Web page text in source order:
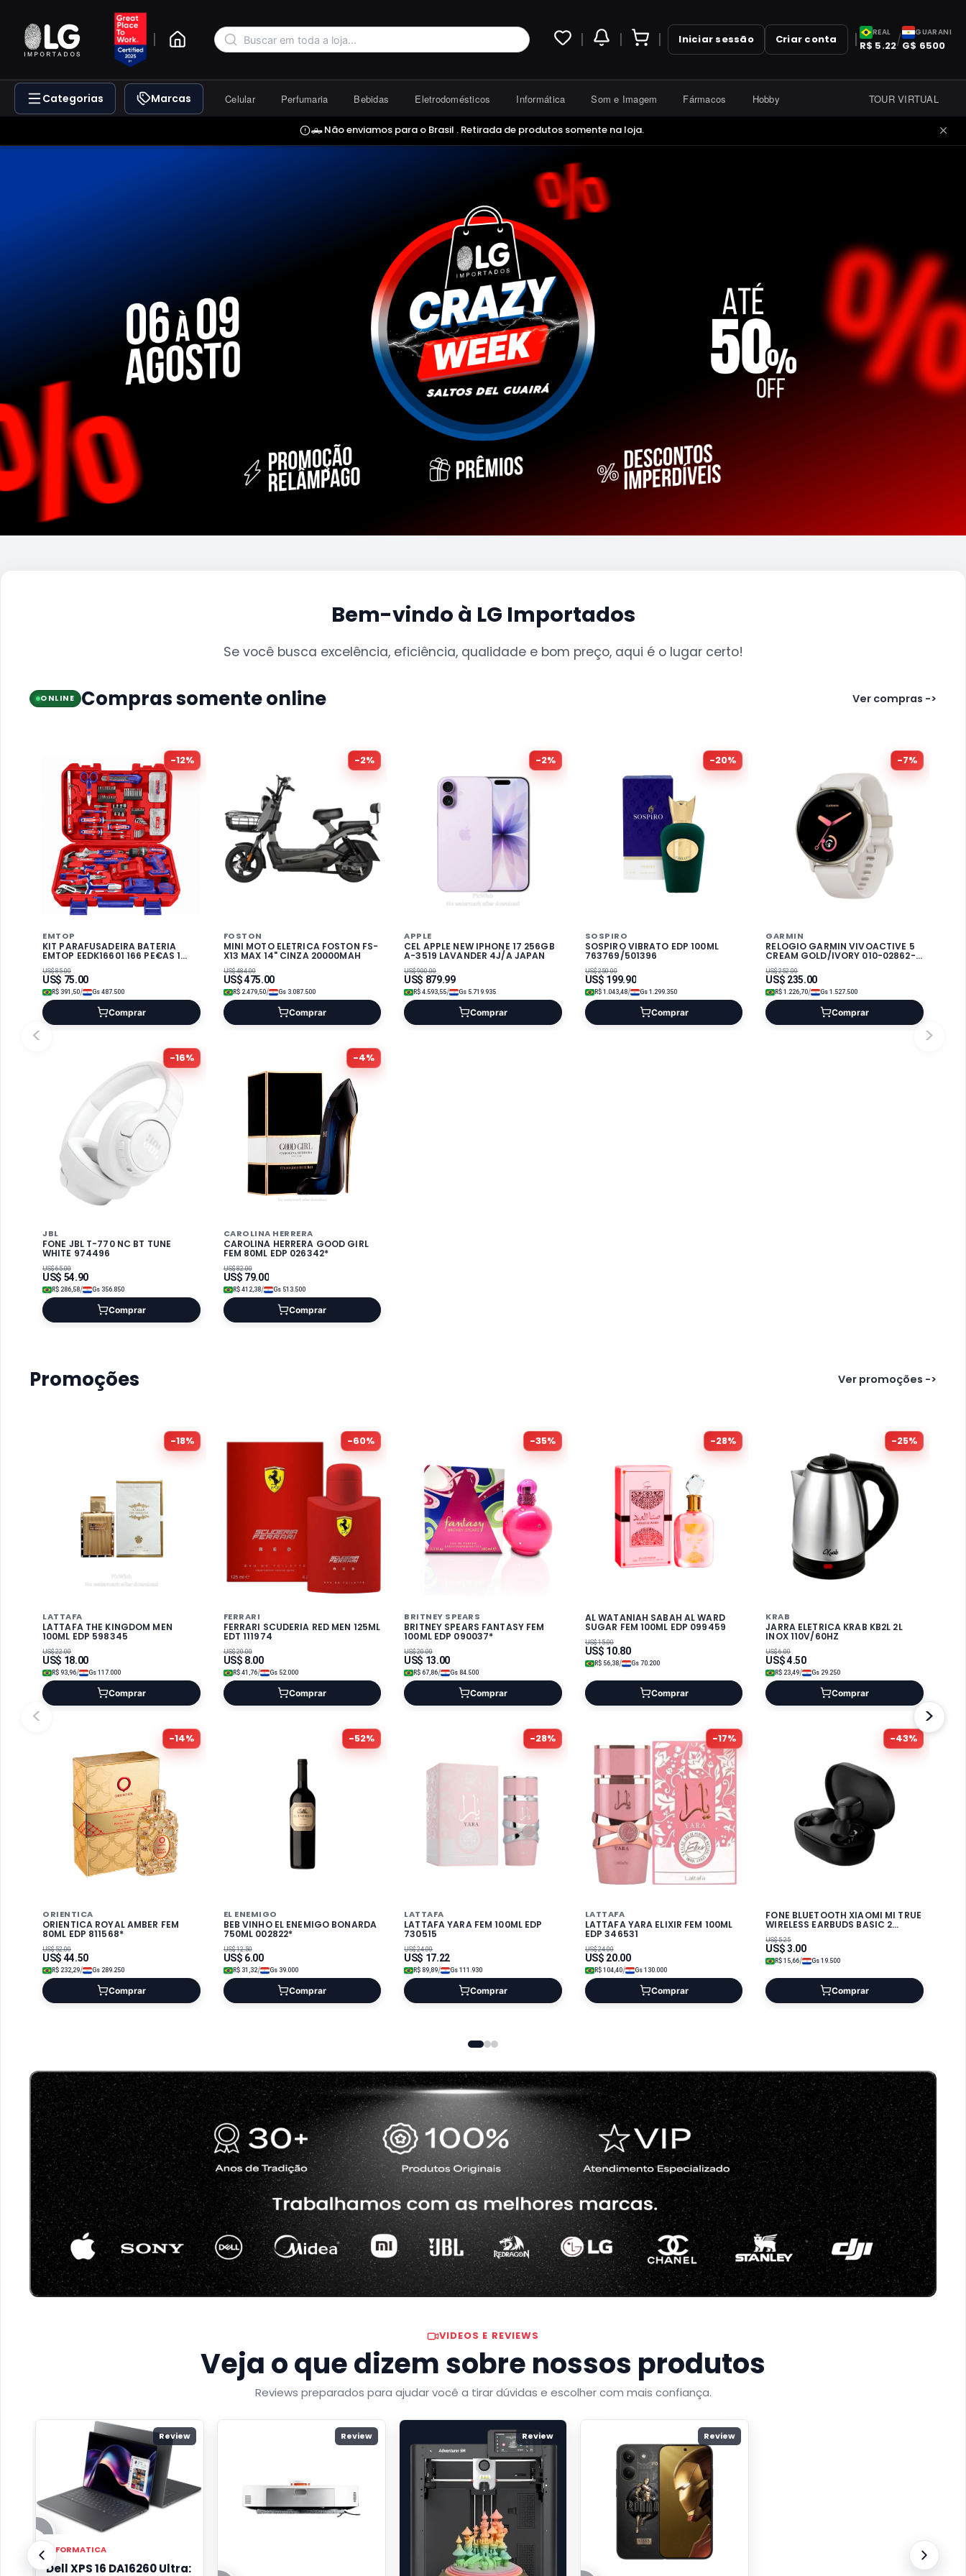
| | | | Iniciar sessão Criar conta | REAL
R$ 5.22/ GUARANI
G$ 6500
Categorias Marcas Celular Perfumaria Bebidas Eletrodomésticos Informática Som e Imagem Fármacos Hobby TOUR VIRTUAL
🛻 Não enviamos para o Brasil . Retirada de produtos somente na loja.
Bem-vindo à LG Importados
Se você busca excelência, eficiência, qualidade e bom preço, aqui é o lugar certo!
ONLINE Compras somente online Ver compras ->
<
-12%
EMTOP
KIT PARAFUSADEIRA BATERIA
EMTOP EEDK16601 166 PE€AS 1
BATERIA 633562
US$85.00
US$ 75.00
R$ 391,50/ Gs 487.500
Comprar
-2%
FOSTON
MINI MOTO ELETRICA FOSTON FS-
X13 MAX 14" CINZA 20000MAH
US$484.00
US$475.00
R$ 2.479,50/ Gs 3.087.500
Comprar
-2%
APPLE
CEL APPLE NEW IPHONE 17 256GB
A-3519 LAVANDER 4J/A JAPAN
US$900.00
US$ 879.99
R$4.593,55/ Gs 5.719.935
Comprar
-20%
SOSPIRO
SOSPIRO VIBRATO EDP 100ML
763769/501396
US$250.00
US$ 199.90
R$ 1.043,48/ Gs 1.299.350
Comprar
-7%
GARMIN
RELOGIO GARMIN VIVOACTIVE 5
CREAM GOLD/IVORY 010-02862-11
324919
US$252.00
US$ 235.00
R$1.226,70/ Gs1.527.500
Comprar
-16%
JBL
FONE JBL T-770 NC BT TUNE
WHITE 974496
US$65.00
US$ 54.90
R$ 286,58/ Gs 356.850
Comprar
-4%
CAROLINA HERRERA
CAROLINA HERRERA GOOD GIRL
FEM 80ML EDP 026342*
US$82.00
US$ 79.00
R$ 412,38/ Gs 513.500
Comprar
>
Promoções Ver promoções ->
<
-18%
LATTAFA
LATTAFA THE KINGDOM MEN
100ML EDP 598345
US$22.00
US$ 18.00
R$ 93,96/ Gs 117.000
Comprar
-60%
FERRARI
FERRARI SCUDERIA RED MEN 125ML
EDT 111974
US$20.00
US$ 8.00
R$ 41,76/ Gs 52.000
Comprar
-35%
BRITNEY SPEARS
BRITNEY SPEARS FANTASY FEM
100ML EDP 090037*
US$20.00
US$ 13.00
R$ 67,86/ Gs 84.500
Comprar
-28%
AL WATANIAH SABAH AL WARD
SUGAR FEM 100ML EDP 099459
US$15.00
US$ 10.80
R$ 56,38/ Gs 70.200
Comprar
-25%
KRAB
JARRA ELETRICA KRAB KB2L 2L
INOX 110V/60HZ
US$6.00
US$4.50
R$ 23,49/ Gs 29.250
Comprar
-14%
ORIENTICA
ORIENTICA ROYAL AMBER FEM
80ML EDP 811568*
US$52.00
US$ 44.50
R$ 232,29/ Gs 289.250
Comprar
-52%
EL ENEMIGO
BEB VINHO EL ENEMIGO BONARDA
750ML 002822*
US$12.50
US$ 6.00
R$ 31,32/ Gs 39.000
Comprar
-28%
LATTAFA
LATTAFA YARA FEM 100ML EDP
730515
US$24.00
US$ 17.22
R$ 89,89/ Gs111.930
Comprar
-17%
LATTAFA
LATTAFA YARA ELIXIR FEM 100ML
EDP 346531
US$24.00
US$ 20.00
R$ 104,40/ Gs 130.000
Comprar
-43%
FONE BLUETOOTH XIAOMI MI TRUE
WIRELESS EARBUDS BASIC 2
PRETO 720482
US$5.25
US$3.00
R$15,66/ Gs19.500
Comprar
>
VIDEOS E REVIEWS
Veja o que dizem sobre nossos produtos
Reviews preparados para ajudar você a tirar dúvidas e escolher com mais confiança.
Review
INFORMATICA
Dell XPS 16 DA16260 Ultra:
Review Review Review